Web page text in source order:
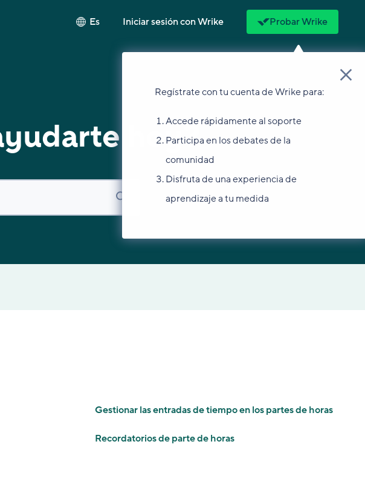
Es Iniciar sesión con Wrike Probar Wrike
Regístrate con tu cuenta de Wrike para:
Accede rápidamente al soporte
Participa en los debates de la
comunidad
Disfruta de una experiencia de
aprendizaje a tu medida
hoy?
Gestionar las entradas de tiempo en los partes de horas
Recordatorios de parte de horas